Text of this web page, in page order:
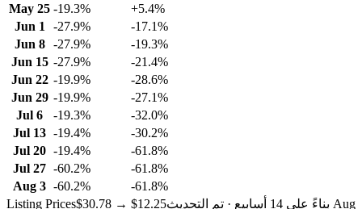
May 25 -19.3%
+5.4%
Jun 1
-27.9%
-17.1%
Jun 8
-27.9%
-19.3%
Jun 15 -27.9%
-21.4%
Jun 22 -19.9%
-28.6%
Jun 29 -19.9%
-27.1%
Jul 6
-19.3%
-32.0%
Jul 13 -19.4%
-30.2%
Jul 20 -19.4%
-61.8%
Jul 27 -60.2%
-61.8%
Aug 3 -60.2%
-61.8%
Listing Prices$30.78 → $12.25بناءً على 14 أسابيع · تم التحديث Aug